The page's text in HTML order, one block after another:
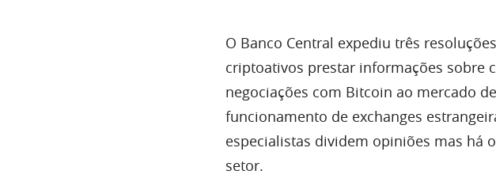
O Banco Central expediu três
criptoativos prestar informações sobre
negociações com Bitcoin ao mercado
funcionamento de exchanges
especialistas dividem opiniões mas há
setor.